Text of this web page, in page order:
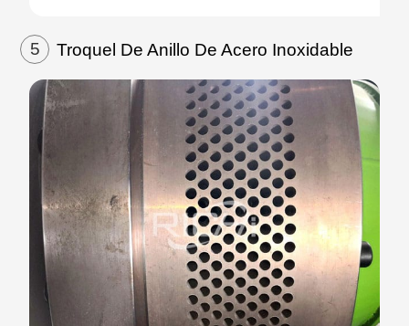
Troquel De Anillo De Acero Inoxidable
5